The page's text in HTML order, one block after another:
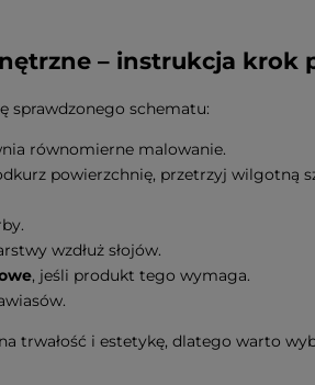
– instrukcja krok
sprawdzonego schematu:
równomierne malowanie.
powierzchnię, przetrzyj wilgotną
wzdłuż słojów.
, jeśli produkt tego wymaga.
trwałość i estetykę, dlatego warto